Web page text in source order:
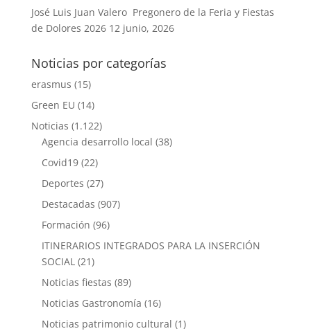
José Luis Juan Valero Pregonero de la Feria y Fiestas
de Dolores 2026 12 junio, 2026
Noticias por categorías
erasmus (15)
Green EU (14)
Noticias (1.122)
Agencia desarrollo local (38)
Covid19(22)
Deportes (27)
Destacadas (907)
Formación (96)
ITINERARIOS INTEGRADOS PARA LA INSERCIÓN
SOCIAL (21)
Noticias fiestas (89)
Noticias Gastronomía (16)
Noticias patrimonio cultural (1)